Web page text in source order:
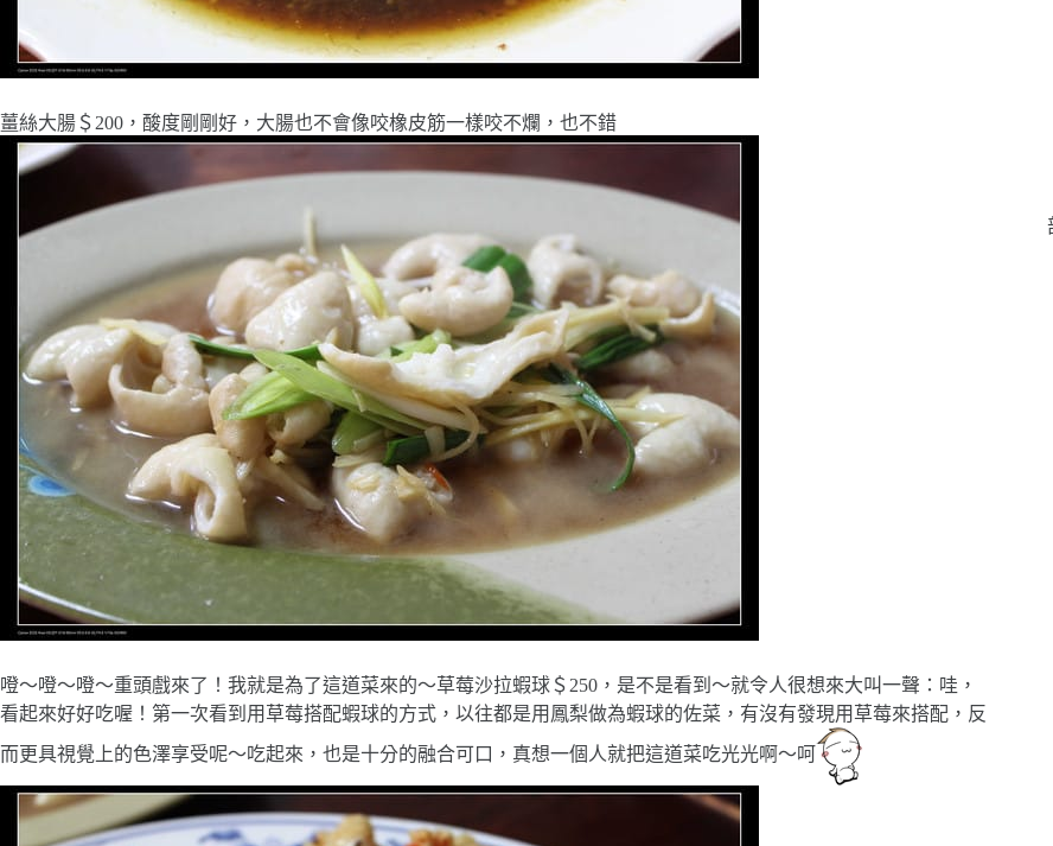
薑絲大腸＄200，酸度剛剛好，大腸也不會像咬橡皮筋一樣咬不爛，也不錯
噔～噔～噔～重頭戲來了！我就是為了這道菜來的～草莓沙拉蝦球＄250，是不是看到～就令人很想來大叫一聲：哇，
看起來好好吃喔！第一次看到用草莓搭配蝦球的方式，以往都是用鳳梨做為蝦球的佐菜，有沒有發現用草莓來搭配，反
而更具視覺上的色澤享受呢～吃起來，也是十分的融合可口，真想一個人就把這道菜吃光光啊～呵